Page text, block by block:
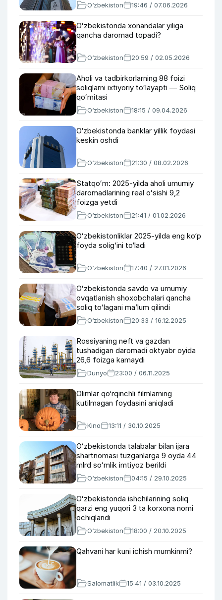
O‘zbekiston 19:46 / 07.06.2026
Oʻzbekistonda xonandalar yiliga
qancha daromad topadi?
O‘zbekiston 20:59 / 02.05.2026
Aholi va tadbirkorlarning 88 foizi
soliqlarni ixtiyoriy toʻlayapti — Soliq
qoʻmitasi
O‘zbekiston 18:15 / 09.04.2026
O‘zbekistonda banklar yillik foydasi
keskin oshdi
O‘zbekiston 21:30 / 08.02.2026
Statqoʻm: 2025-yilda aholi umumiy
daromadlarining real oʻsishi 9,2
foizga yetdi
O‘zbekiston 21:41 / 01.02.2026
Oʻzbekistonliklar 2025-yilda eng ko‘p
foyda solig‘ini to‘ladi
O‘zbekiston 17:40 / 27.01.2026
Oʻzbekistonda savdo va umumiy
ovqatlanish shoxobchalari qancha
soliq toʻlagani maʼlum qilindi
O‘zbekiston 20:33 / 16.12.2025
Rossiyaning neft va gazdan
tushadigan daromadi oktyabr oyida
26,6 foizga kamaydi
Dunyo 23:00 / 06.11.2025
Olimlar qo‘rqinchli filmlarning
kutilmagan foydasini aniqladi
Kino 13:11 / 30.10.2025
Oʻzbekistonda talabalar bilan ijara
shartnomasi tuzganlarga 9 oyda 44
mlrd soʻmlik imtiyoz berildi
O‘zbekiston 04:15 / 29.10.2025
Oʻzbekistonda ishchilarining soliq
qarzi eng yuqori 3 ta korxona nomi
ochiqlandi
O‘zbekiston 18:00 / 20.10.2025
Qahvani har kuni ichish mumkinmi?
Salomatlik 15:41 / 03.10.2025